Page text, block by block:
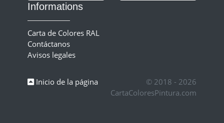
Informations
Carta de Colores RAL
Contáctanos
Avisos legales
Inicio de la página
© 2018 - 2026
CartaColoresPintura.com